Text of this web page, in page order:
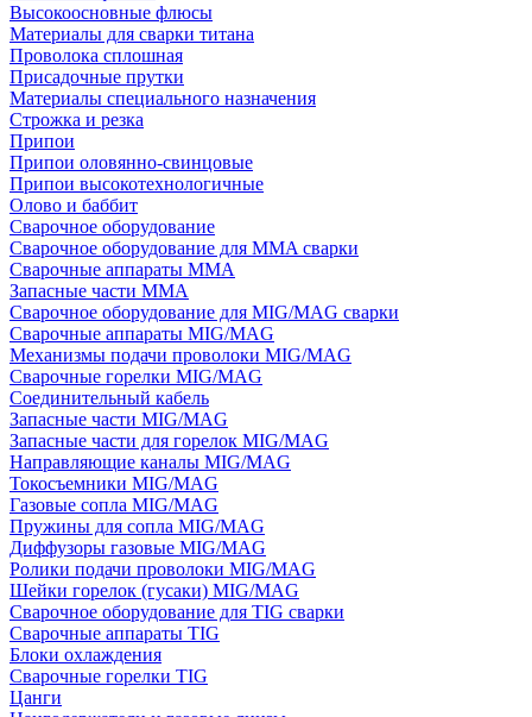
Высокоосновные флюсы
Материалы для сварки титана
Проволока сплошная
Присадочные прутки
Материалы специального назначения
Строжка и резка
Припои
Припои оловянно-свинцовые
Припои высокотехнологичные
Олово и баббит
Сварочное оборудование
Сварочное оборудование для MMA сварки
Сварочные аппараты MMA
Запасные части MMA
Сварочное оборудование для MIG/MAG сварки
Сварочные аппараты MIG/MAG
Механизмы подачи проволоки MIG/MAG
Сварочные горелки MIG/MAG
Соединительный кабель
Запасные части MIG/MAG
Запасные части для горелок MIG/MAG
Направляющие каналы MIG/MAG
Токосъемники MIG/MAG
Газовые сопла MIG/MAG
Пружины для сопла MIG/MAG
Диффузоры газовые MIG/MAG
Ролики подачи проволоки MIG/MAG
Шейки горелок (гусаки) MIG/MAG
Сварочное оборудование для TIG сварки
Сварочные аппараты TIG
Блоки охлаждения
Сварочные горелки TIG
Цанги